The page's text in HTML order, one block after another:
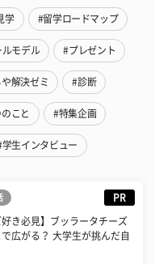
学 #留学ロードマップ
ルモデル #プレゼント
解決ゼミ #診断
こと #特集企画
学生インタビュー
PR
好き必見】ブッラータチーズ
広がる？ 大学生が挑んだ自